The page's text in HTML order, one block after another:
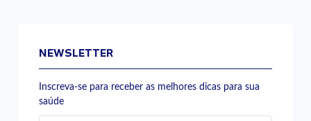
NEWSLETTER
Inscreva-se para receber as melhores dicas para sua
saúde